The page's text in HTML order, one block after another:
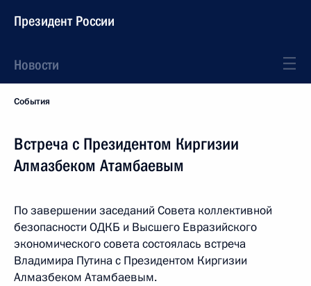
Президент России
Новости
События
Встреча с Президентом Киргизии
Алмазбеком Атамбаевым
По завершении заседаний Совета коллективной
безопасности ОДКБ и Высшего Евразийского
экономического совета состоялась встреча
Владимира Путина с Президентом Киргизии
Алмазбеком Атамбаевым.